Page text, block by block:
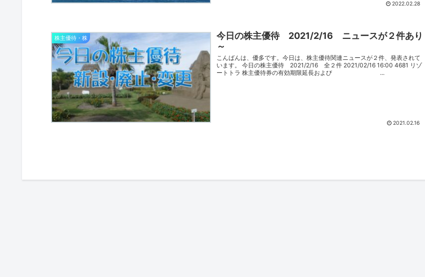
2022.02.28
株主優待・株
今日の株主優待 2021/2/16 ニュースが２件あり
～
こんばんは、優多です。今日は、株主優待関連ニュースが２件、発表されて
います。 今日の株主優待 2021/2/16 全２件 2021/02/16 16:00 4681 リゾ
ートトラ 株主優待券の有効期限延長および ...
2021.02.16